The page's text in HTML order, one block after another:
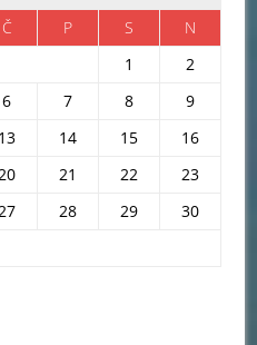
Č P S
N
1
2
6 7 8
9
13 14 15
16
21 22
23
28 29
30